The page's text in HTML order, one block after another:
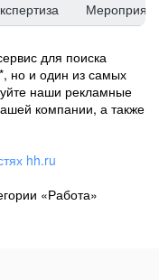
для поиска
но и один из самых
наши рекламные
компании, а также
hh.ru
«Работа»